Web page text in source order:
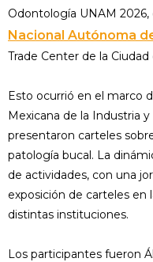
Odontología UNAM 2026,
Nacional Autónoma
Trade Center de la Ciudad
Esto ocurrió en el marco
Mexicana de la Industria
presentaron carteles
patología bucal. La
de actividades, con una
exposición de carteles en
distintas instituciones.
Los participantes fueron